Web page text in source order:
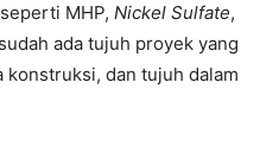
MHP, Nickel Sulfate,
ada tujuh proyek yang
konstruksi, dan tujuh dalam